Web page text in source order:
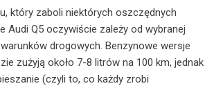
który zaboli niektórych oszczędnych
Audi Q5 oczywiście zależy od wybranej
drogowych. Benzynowe wersje
zużyją około 7-8 litrów na 100 km, jednak
(czyli to, co każdy zrobi